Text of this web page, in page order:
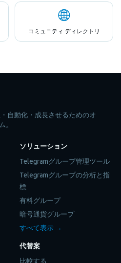
コミュニティ ディレクトリ
自動化・成長させるためのオ
。
ソリューション
Telegramグループ管理ツール
Telegramグループの分析と指
標
有料グループ
暗号通貨グループ
すべて表示 →
代替案
比較する